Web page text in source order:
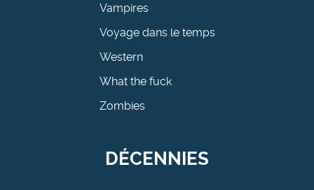
Vampires
Voyage dans le temps
Western
What the fuck
Zombies
DÉCENNIES